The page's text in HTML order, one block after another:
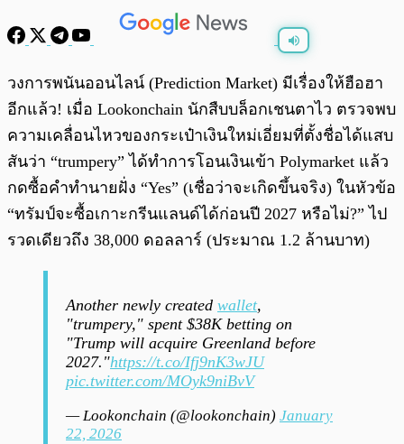
พร้อมเล่น 0:00 /0:00
วงการพนันออนไลน์ (Prediction Market) มีเรื่องให้ฮือฮา
อีกแล้ว! เมื่อ Lookonchain นักสืบบล็อกเชนตาไว ตรวจพบ
ความเคลื่อนไหวของกระเป๋าเงินใหม่เอี่ยมที่ตั้งชื่อได้แสบ
สันว่า “trumpery” ได้ทำการโอนเงินเข้า Polymarket แล้ว
กดซื้อคำทำนายฝั่ง “Yes” (เชื่อว่าจะเกิดขึ้นจริง) ในหัวข้อ
“ทรัมป์จะซื้อเกาะกรีนแลนด์ได้ก่อนปี 2027 หรือไม่?” ไป
รวดเดียวถึง 38,000 ดอลลาร์ (ประมาณ 1.2 ล้านบาท)
Another newly created wallet,
"trumpery," spent $38K betting on
"Trump will acquire Greenland before
2027."https://t.co/Ifj9nK3wJU
pic.twitter.com/MOyk9niBvV
— Lookonchain (@lookonchain) January
22, 2026